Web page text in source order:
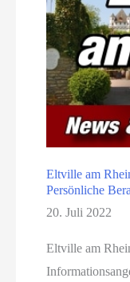
Eltville am
Persönliche
20. Juli 2022
Eltville am